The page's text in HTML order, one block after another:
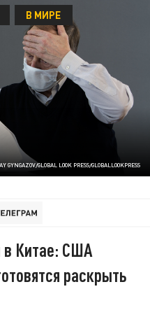
GYNGAZOV/GLOBAL LOOK PRESS/GLOBALLOOKPRESS
В МИРЕ
в Китае: США
раскрыть